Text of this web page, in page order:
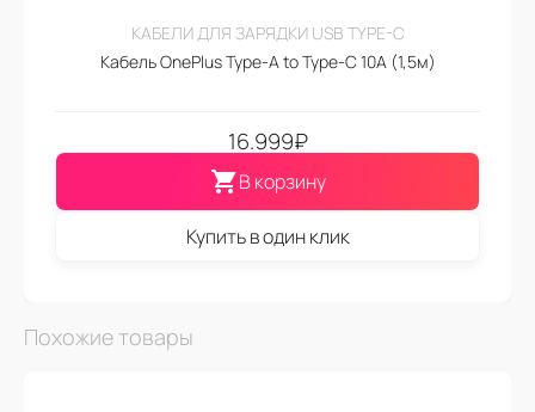
КАБЕЛИ ДЛЯ ЗАРЯДКИ USB TYPE-C
Кабель OnePlus Type-A to Type-C 10A (1,5м)
16.999₽
В корзину
Купить в один клик
Похожие товары